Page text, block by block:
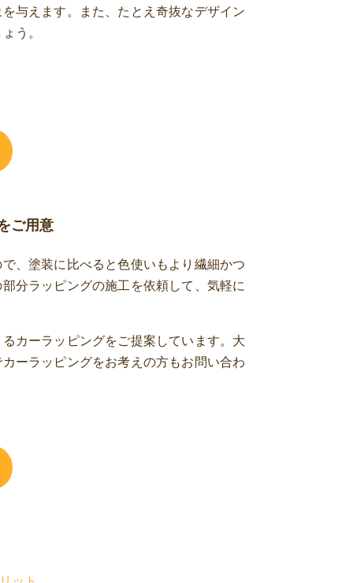
与えます。また、たとえ奇抜なデザイン
う。
ご用意
、塗装に比べると色使いもより繊細かつ
分ラッピングの施工を依頼して、気軽に
カーラッピングをご提案しています。大
ーラッピングをお考えの方もお問い合わ